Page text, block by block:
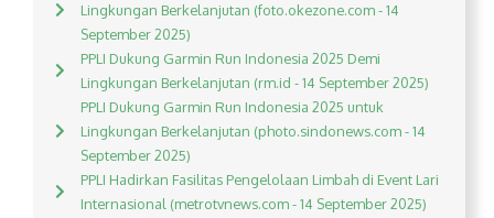
Lingkungan Berkelanjutan (foto.okezone.com - 14
September 2025)
PPLI Dukung Garmin Run Indonesia 2025 Demi
Lingkungan Berkelanjutan (rm.id - 14 September 2025)
PPLI Dukung Garmin Run Indonesia 2025 untuk
Lingkungan Berkelanjutan (photo.sindonews.com - 14
September 2025)
PPLI Hadirkan Fasilitas Pengelolaan Limbah di Event Lari
Internasional (metrotvnews.com - 14 September 2025)